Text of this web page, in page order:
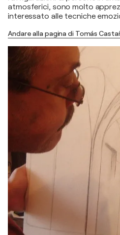
atmosferici, sono molto
interessato alle tecniche
Andare alla pagina di Tomás